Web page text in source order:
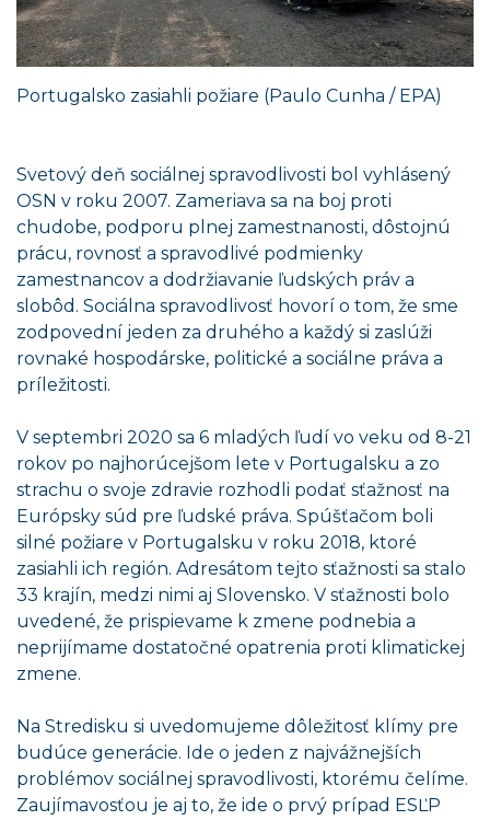
Portugalsko zasiahli požiare (Paulo Cunha / EPA)
Svetový deň sociálnej spravodlivosti bol vyhlásený
OSN v roku 2007. Zameriava sa na boj proti
chudobe, podporu plnej zamestnanosti, dôstojnú
prácu, rovnosť a spravodlivé podmienky
zamestnancov a dodržiavanie ľudských práv a
slobôd. Sociálna spravodlivosť hovorí o tom, že sme
zodpovední jeden za druhého a každý si zaslúži
rovnaké hospodárske, politické a sociálne práva a
príležitosti.
V septembri 2020 sa 6 mladých ľudí vo veku od 8-21
rokov po najhorúcejšom lete v Portugalsku a zo
strachu o svoje zdravie rozhodli podať sťažnosť na
Európsky súd pre ľudské práva. Spúšťačom boli
silné požiare v Portugalsku v roku 2018, ktoré
zasiahli ich región. Adresátom tejto sťažnosti sa stalo
33 krajín, medzi nimi aj Slovensko. V sťažnosti bolo
uvedené, že prispievame k zmene podnebia a
neprijímame dostatočné opatrenia proti klimatickej
zmene.
Na Stredisku si uvedomujeme dôležitosť klímy pre
budúce generácie. Ide o jeden z najvážnejších
problémov sociálnej spravodlivosti, ktorému čelíme.
Zaujímavosťou je aj to, že ide o prvý prípad ESĽP